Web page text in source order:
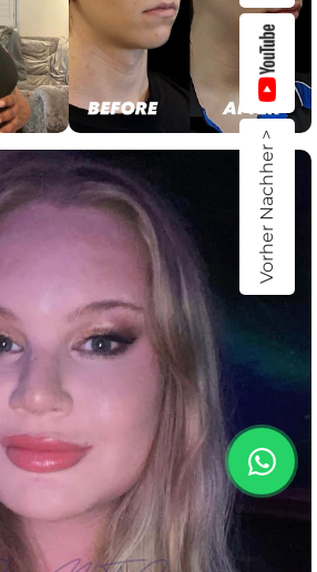
Vorher Nachher >